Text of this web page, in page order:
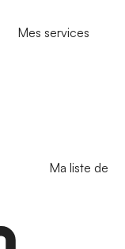
Mes services
Ma liste de